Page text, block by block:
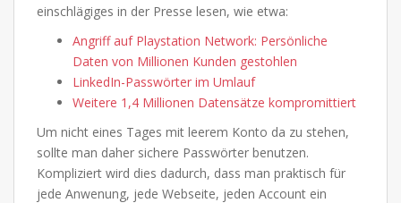
einschlägiges in der Presse lesen, wie etwa:
Angriff auf Playstation Network: Persönliche
Daten von Millionen Kunden gestohlen
LinkedIn-Passwörter im Umlauf
Weitere 1,4 Millionen Datensätze kompromittiert
Um nicht eines Tages mit leerem Konto da zu stehen,
sollte man daher sichere Passwörter benutzen.
Kompliziert wird dies dadurch, dass man praktisch für
jede Anwenung, jede Webseite, jeden Account ein